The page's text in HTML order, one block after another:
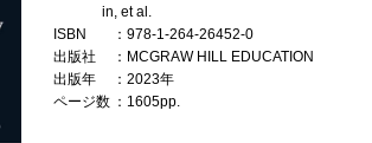
in, et al.
ISBN
：978-1-264-26452-0
出版社
：MCGRAW HILL EDUCATION
出版年
：2023年
ページ数 ：1605pp.